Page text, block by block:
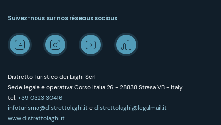
Distretto Turistico dei Laghi Scrl
Sede legale e operativa: Corso Italia 26 - 28838 Stresa VB - Italy
tel:+39 0323 30416
infoturismo@distrettolaghi.itedistrettolaghi@legalmail.it
www.distrettolaghi.it
Suivez-nous sur nos réseaux sociaux